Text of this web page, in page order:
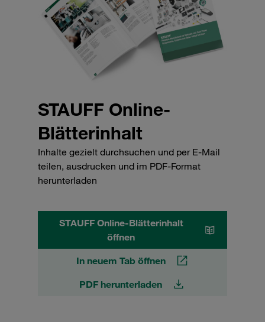
STAUFF Online-
Blätterinhalt
Inhalte gezielt durchsuchen und per E-Mail
teilen, ausdrucken und im PDF-Format
herunterladen
STAUFF Online-Blätterinhalt
öffnen
In neuem Tab öffnen
PDF herunterladen